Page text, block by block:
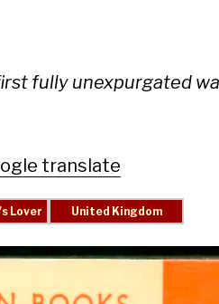
ful­ly unex­pur­gat­ed
translate